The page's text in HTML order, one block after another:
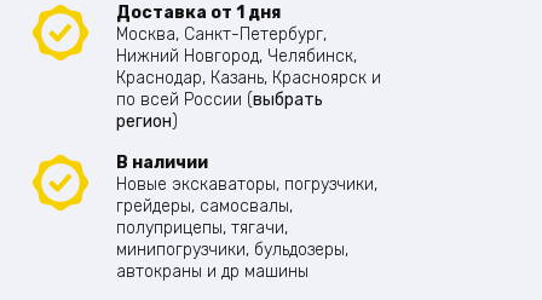
Доставка от 1 дня
Москва, Санкт-Петербург,
Нижний Новгород, Челябинск,
Краснодар, Казань, Красноярск и
по всей России (выбрать
регион)
В наличии
Новые экскаваторы, погрузчики,
грейдеры, самосвалы,
полуприцепы, тягачи,
минипогрузчики, бульдозеры,
автокраны и др машины